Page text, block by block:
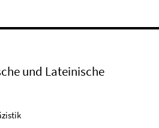
und Lateinische